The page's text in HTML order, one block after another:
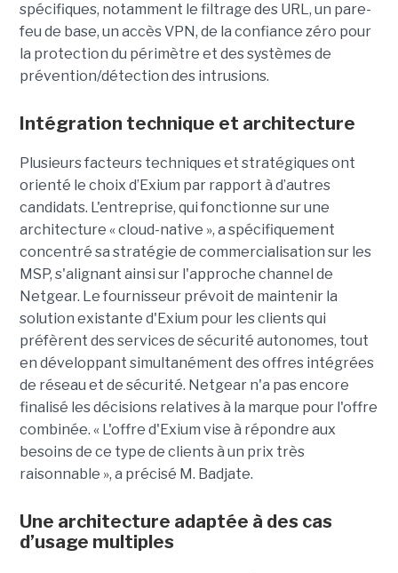
spécifiques, notamment le filtrage des URL, un pare-
feu de base, un accès VPN, de la confiance zéro pour
la protection du périmètre et des systèmes de
prévention/détection des intrusions.
Intégration technique et architecture
Plusieurs facteurs techniques et stratégiques ont
orienté le choix d’Exium par rapport à d’autres
candidats. L'entreprise, qui fonctionne sur une
architecture « cloud-native », a spécifiquement
concentré sa stratégie de commercialisation sur les
MSP, s'alignant ainsi sur l'approche channel de
Netgear. Le fournisseur prévoit de maintenir la
solution existante d'Exium pour les clients qui
préfèrent des services de sécurité autonomes, tout
en développant simultanément des offres intégrées
de réseau et de sécurité. Netgear n'a pas encore
finalisé les décisions relatives à la marque pour l'offre
combinée. « L'offre d'Exium vise à répondre aux
besoins de ce type de clients à un prix très
raisonnable », a précisé M. Badjate.
Une architecture adaptée à des cas
d’usage multiples